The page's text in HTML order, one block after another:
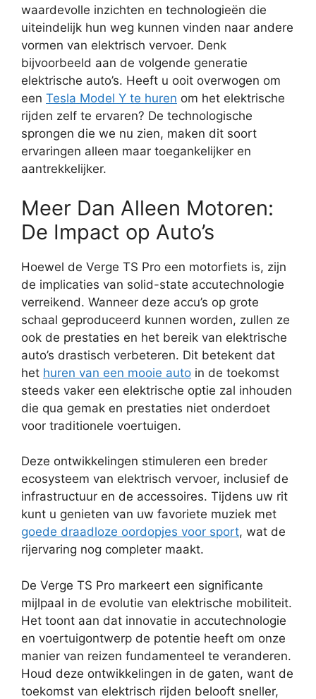
waardevolle inzichten en technologieën die
uiteindelijk hun weg kunnen vinden naar andere
vormen van elektrisch vervoer. Denk
bijvoorbeeld aan de volgende generatie
elektrische auto’s. Heeft u ooit overwogen om
een Tesla Model Y te huren om het elektrische
rijden zelf te ervaren? De technologische
sprongen die we nu zien, maken dit soort
ervaringen alleen maar toegankelijker en
aantrekkelijker.
Meer Dan Alleen Motoren:
De Impact op Auto’s
Hoewel de Verge TS Pro een motorfiets is, zijn
de implicaties van solid-state accutechnologie
verreikend. Wanneer deze accu’s op grote
schaal geproduceerd kunnen worden, zullen ze
ook de prestaties en het bereik van elektrische
auto’s drastisch verbeteren. Dit betekent dat
het huren van een mooie auto in de toekomst
steeds vaker een elektrische optie zal inhouden
die qua gemak en prestaties niet onderdoet
voor traditionele voertuigen.
Deze ontwikkelingen stimuleren een breder
ecosysteem van elektrisch vervoer, inclusief de
infrastructuur en de accessoires. Tijdens uw rit
kunt u genieten van uw favoriete muziek met
goede draadloze oordopjes voor sport, wat de
rijervaring nog completer maakt.
De Verge TS Pro markeert een significante
mijlpaal in de evolutie van elektrische mobiliteit.
Het toont aan dat innovatie in accutechnologie
en voertuigontwerp de potentie heeft om onze
manier van reizen fundamenteel te veranderen.
Houd deze ontwikkelingen in de gaten, want de
toekomst van elektrisch rijden belooft sneller,